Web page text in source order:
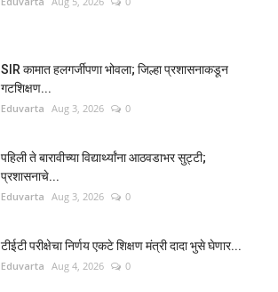
SIR कामात हलगर्जीपणा भोवला; जिल्हा प्रशासनाकडून
गटशिक्षण...
Eduvarta Aug 3, 2026 0
पहिली ते बारावीच्या विद्यार्थ्यांना आठवडाभर सुट्टी;
प्रशासनाचे...
Eduvarta Aug 3, 2026 0
टीईटी परीक्षेचा निर्णय एकटे शिक्षण मंत्री दादा भुसे घेणार...
Eduvarta Aug 4, 2026 0